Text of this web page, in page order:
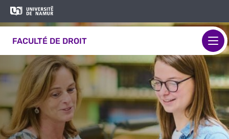
Aller au contenu principal
FACULTÉ DE DROIT
Aller
principal
Image